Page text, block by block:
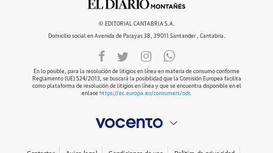
© EDITORIAL CANTABRIA S.A.
Domicilio social en Avenida de Parayas 38, 39011 Santander , Cantabria.
En lo posible, para la resolución de litigios en línea en materia de consumo conforme
Reglamento (UE) 524/2013, se buscará la posibilidad que la Comisión Europea facilita
como plataforma de resolución de litigios en línea y que se encuentra disponible en el
enlace https://ec.europa.eu/consumers/odr.